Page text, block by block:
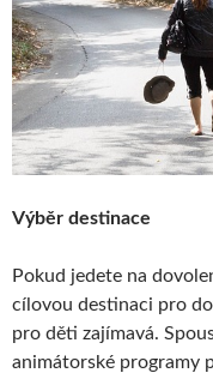
Výběr destinace
Pokud jedete na
cílovou destinaci pro
pro děti zajímavá.
animátorské programy